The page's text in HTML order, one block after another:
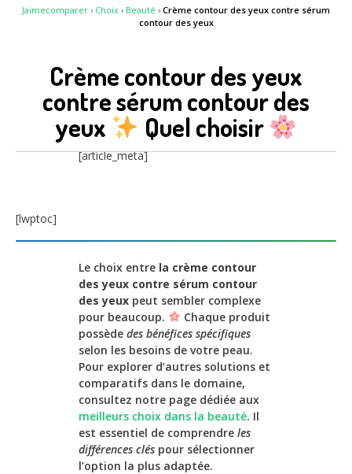
Jaimecomparer › Choix › Beauté › Crème contour des yeux contre sérum
contour des yeux
Crème contour des yeux
contre sérum contour des
yeux
Quel choisir
[article_meta]
[lwptoc]
Le choix entre la crème contour
des yeux contre sérum contour
des yeux peut sembler complexe
pour beaucoup.
Chaque produit
possède des bénéfices spécifiques
selon les besoins de votre peau.
Pour explorer d’autres solutions et
comparatifs dans le domaine,
consultez notre page dédiée aux
meilleurs choix dans la beauté. Il
est essentiel de comprendre les
différences clés pour sélectionner
l’option la plus adaptée.